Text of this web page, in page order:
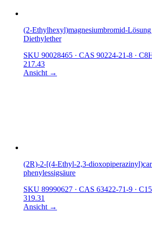
(2-Ethylhexyl)magnesiumbromid-
Diethylether
SKU 90028465 · CAS 90224-21-8 ·
217.43
Ansicht →
(2R)-2-[(4-Ethyl-2,3-
phenylessigsäure
SKU 89990627 · CAS 63422-71-9 ·
319.31
Ansicht →